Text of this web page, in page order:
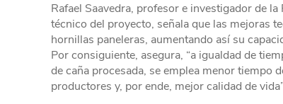
Rafael Saavedra, profesor e investigador de
técnico del proyecto, señala que las mejoras
hornillas paneleras, aumentando así su
Por consiguiente, asegura, “a igualdad de
de caña procesada, se emplea menor tiempo
productores y, por ende, mejor calidad de